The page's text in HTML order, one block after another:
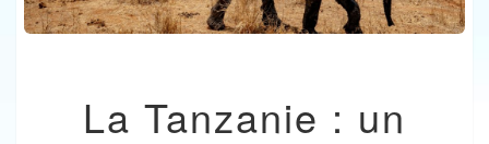
TANZANIE
:
La Tanzanie : un